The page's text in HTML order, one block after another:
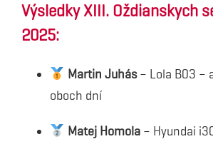
Výsledky XIII. Oždianskych
2025:
Martin Juhás– Lola B03 –
oboch dní
Matej Homola– Hyundai